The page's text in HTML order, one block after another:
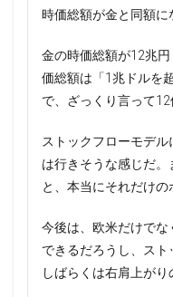
時価総額が金と同額に
金の時価総額が12兆
価総額は「1兆ドルを
で、ざっくり言って12
ストックフローモデ
は行きそうな感じだ
と、本当にそれだけの
今後は、欧米だけで
できるだろうし、スト
しばらくは右肩上がり